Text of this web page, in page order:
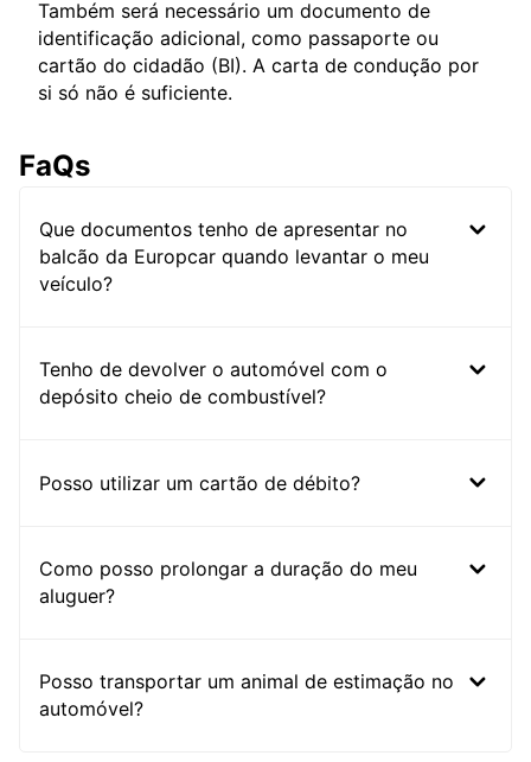
Também será necessário um documento de
identificação adicional, como passaporte ou
cartão do cidadão (BI). A carta de condução por
si só não é suficiente.
FaQs
Que documentos tenho de apresentar no
balcão da Europcar quando levantar o meu
veículo?
Tenho de devolver o automóvel com o
depósito cheio de combustível?
Posso utilizar um cartão de débito?
Como posso prolongar a duração do meu
aluguer?
Posso transportar um animal de estimação no
automóvel?